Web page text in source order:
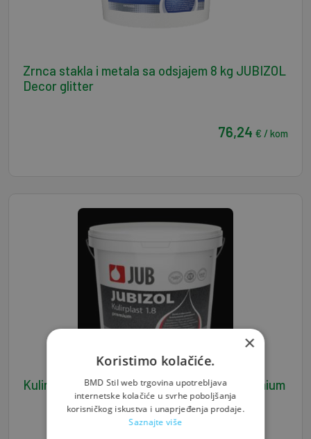
Zrnca stakla i metala sa odsjajem 8 kg JUBIZOL
Decor glitter
76,24 € / kom
Kulirplast 25 kg - JUBIZOL 1.8 mm 110S premium
×
Koristimo kolačiće.
BMD Stil web trgovina upotrebljava
internetske kolačiće u svrhe poboljšanja
korisničkog iskustva i unaprjeđenja prodaje.
Saznajte više